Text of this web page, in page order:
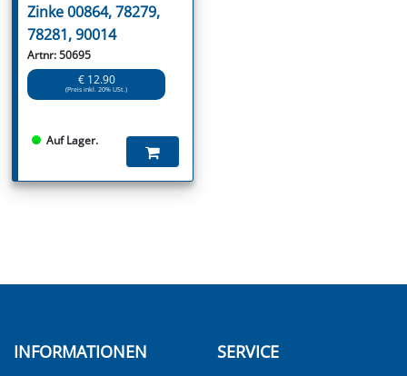
Zinke 00864, 78279,
78281, 90014
Artnr: 50695
€ 12.90
(Preis inkl. 20% USt.)
Auf Lager.
INFORMATIONEN SERVICE